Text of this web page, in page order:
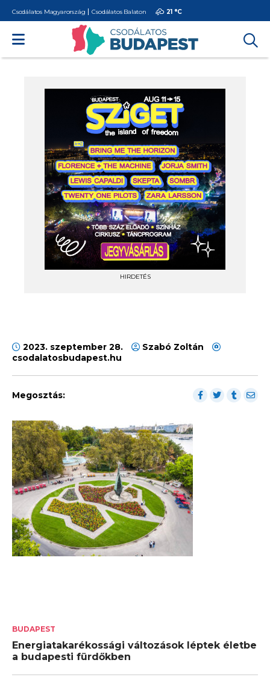
Csodálatos Magyarország Csodálatos Balaton 21 °C
HIRDETÉS
2023. szeptember 28.
Szabó Zoltán
csodalatosbudapest.hu
Megosztás:
BUDAPEST
Energiatakarékossági változások léptek életbe
a budapesti fürdőkben